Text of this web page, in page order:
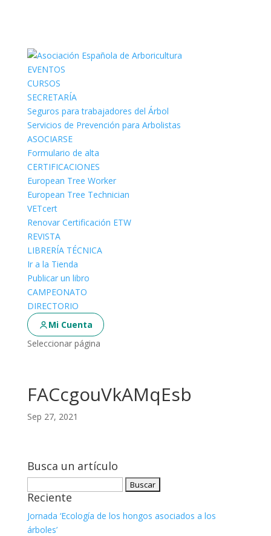
EVENTOS
CURSOS
SECRETARÍA
Seguros para trabajadores del Árbol
Servicios de Prevención para Arbolistas
ASOCIARSE
Formulario de alta
CERTIFICACIONES
European Tree Worker
European Tree Technician
VETcert
Renovar Certificación ETW
REVISTA
LIBRERÍA TÉCNICA
Ir a la Tienda
Publicar un libro
CAMPEONATO
DIRECTORIO
Mi Cuenta
Seleccionar página
FACcgouVkAMqEsb
Sep 27, 2021
Busca un artículo
Reciente
Jornada ‘Ecología de los hongos asociados a los
árboles’